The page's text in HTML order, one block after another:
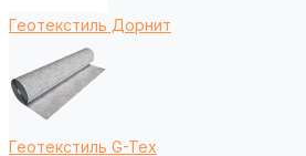
Геотекстиль Дорнит
Геотекстиль G-Tex